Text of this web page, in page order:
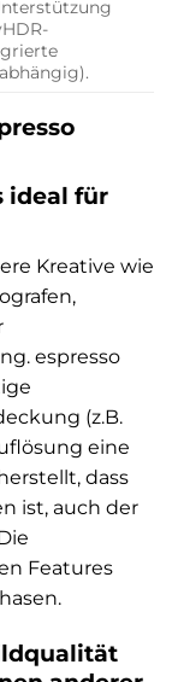
ideal für
Kreative wie
espresso
(z.B.
eine
dass
ist, auch der
Features